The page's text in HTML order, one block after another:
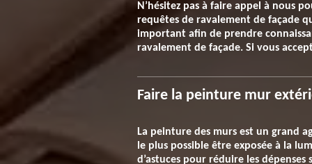
N’hésitez pas à faire appel à nous
requêtes de ravalement de façade
important afin de prendre
ravalement de façade. Si vous
Faire la peinture mur
La peinture des murs est un grand
le plus possible être exposée à la
d’astuces pour réduire les